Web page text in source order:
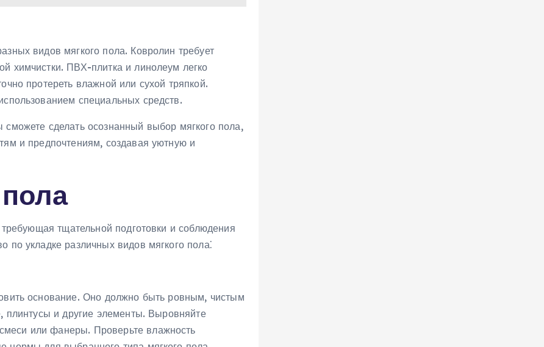
видов мягкого пола. Ковролин требует
химчистки. ПВХ-плитка и линолеум легко
протереть влажной или сухой тряпкой.
специальных средств.
сделать осознанный выбор мягкого пола,
и предпочтениям, создавая уютную и
тщательной подготовки и соблюдения
по укладке различных видов мягкого пола⁚
основание. Оно должно быть ровным, чистым
плинтусы и другие элементы. Выровняйте
или фанеры. Проверьте влажность